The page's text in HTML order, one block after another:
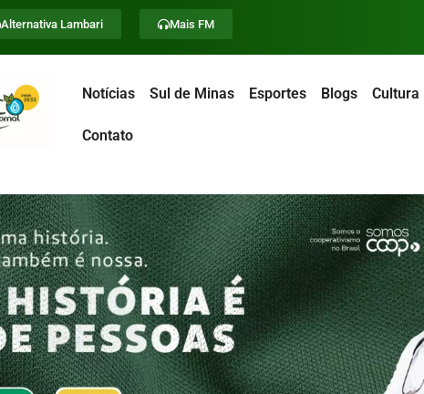
Alternativa Lambari Mais FM
Notícias Sul de Minas Esportes Blogs Cultura
Contato